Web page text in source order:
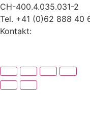
CH-400.4.035.031-2
Tel. +41 (0)62 888 40
Kontakt: